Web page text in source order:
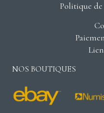
Politique
NOS BOUTIQUES